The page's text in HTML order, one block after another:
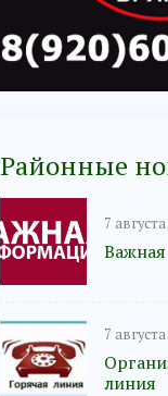
Районные
7
7
линия